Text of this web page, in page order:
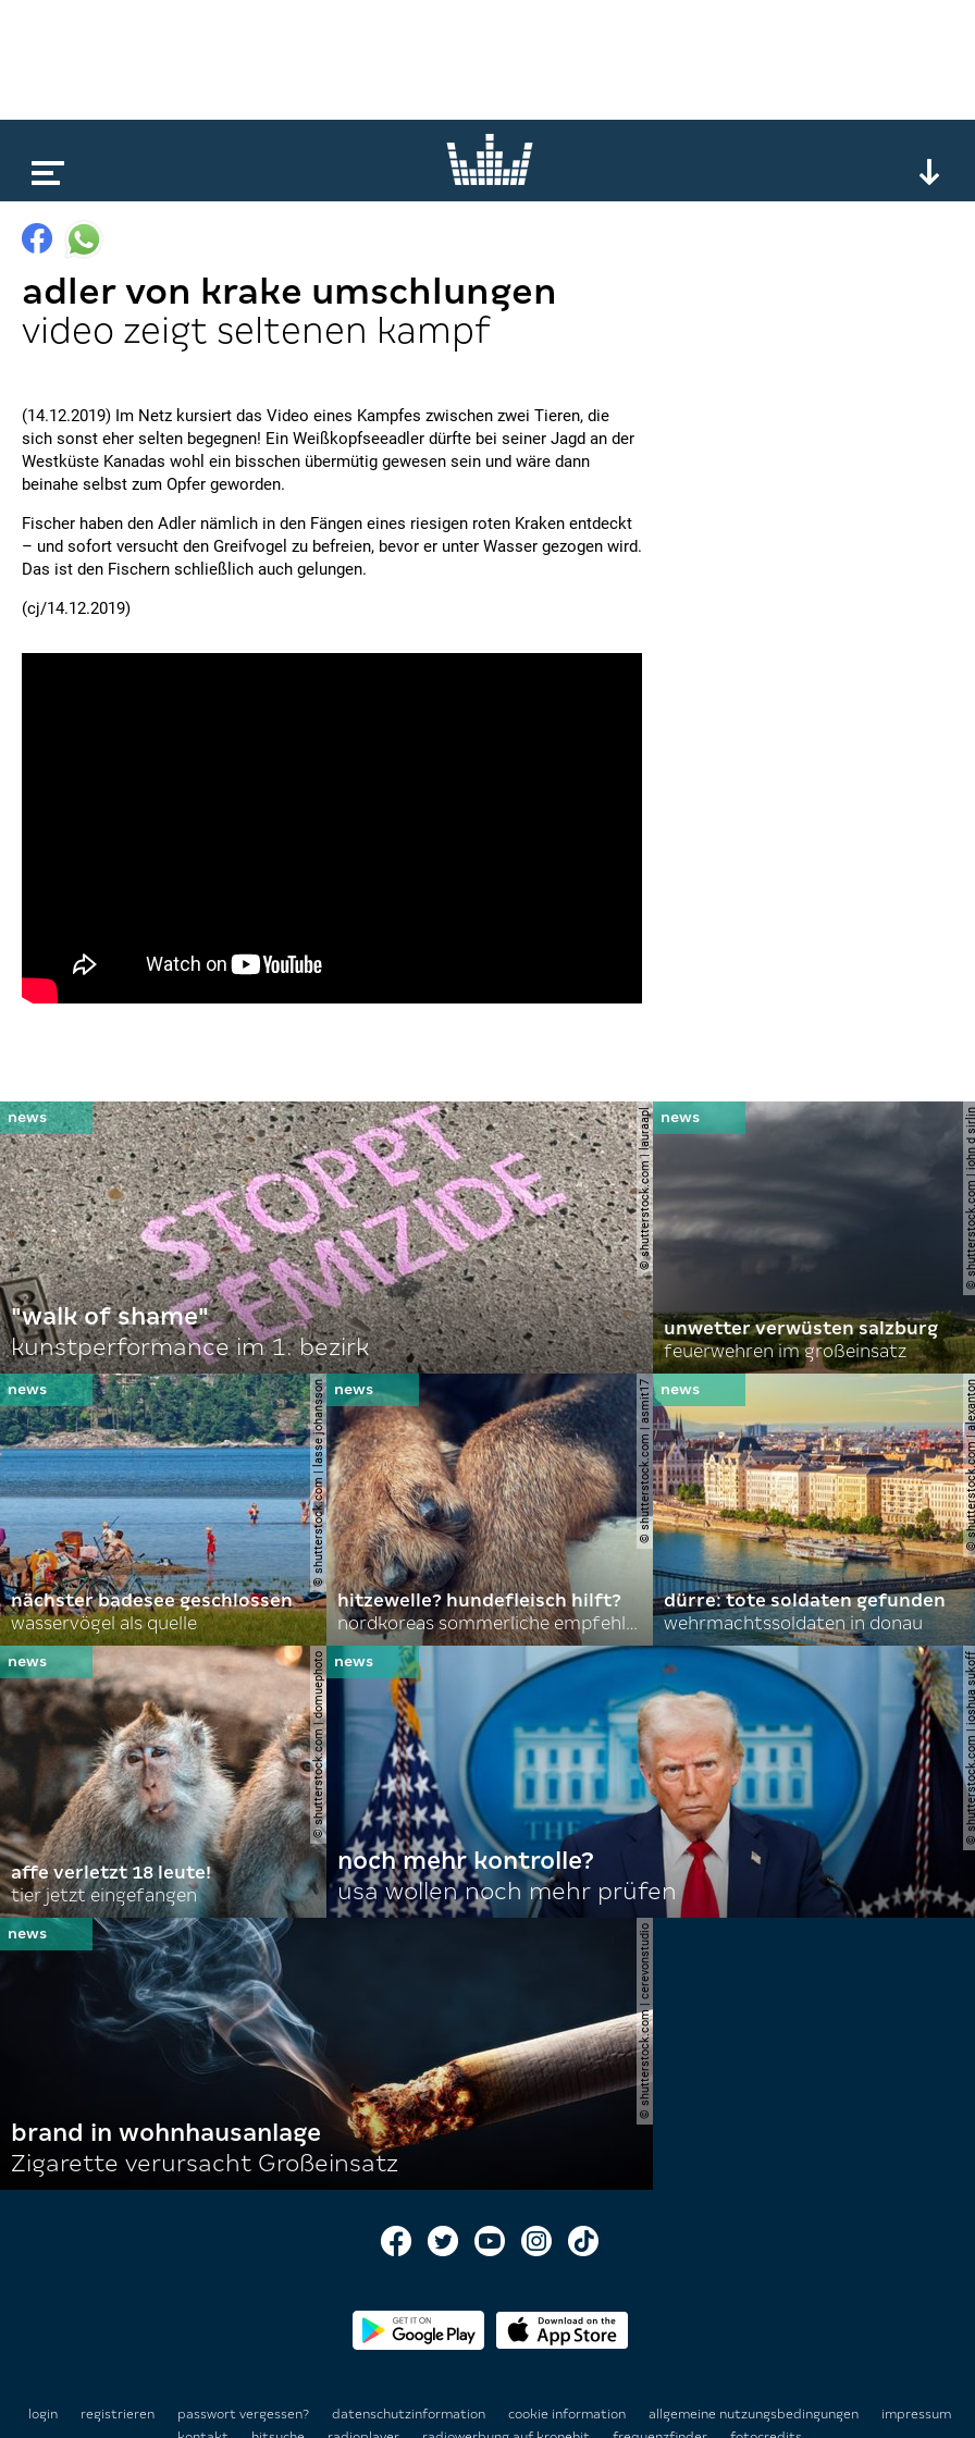
adler von krake umschlungen
video zeigt seltenen kampf
(14.12.2019) Im Netz kursiert das Video eines Kampfes zwischen zwei Tieren, die
sich sonst eher selten begegnen! Ein Weißkopfseeadler dürfte bei seiner Jagd an der
Westküste Kanadas wohl ein bisschen übermütig gewesen sein und wäre dann
beinahe selbst zum Opfer geworden.
Fischer haben den Adler nämlich in den Fängen eines riesigen roten Kraken entdeckt
– und sofort versucht den Greifvogel zu befreien, bevor er unter Wasser gezogen wird.
Das ist den Fischern schließlich auch gelungen.
(cj/14.12.2019)
© shutterstock.com | lauraapl
"walk of shame"
kunstperformance im 1. bezirk
©
unwetter verwüsten salzburg
feuerwehren im großeinsatz
© shutterstock.com | lasse johansson
nächster badesee geschlossen
wasservögel als quelle
© shutterstock.com | asmit17
hitzewelle? hundefleisch hilft?
nordkoreas sommerliche empfehlungen
©
dürre: tote soldaten gefunden
wehrmachtssoldaten in donau
© shutterstock.com | domuephoto
affe verletzt 18 leute!
tier jetzt eingefangen
©
noch mehr kontrolle?
usa wollen noch mehr prüfen
© shutterstock.com | cerevonstudio
brand in wohnhausanlage
Zigarette verursacht Großeinsatz
login registrieren passwort vergessen? datenschutzinformation cookie information allgemeine nutzungsbedingungen
impressum